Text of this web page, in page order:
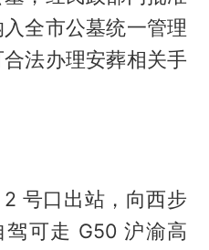
全市公墓统一管理
法办理安葬相关手
号口出站，向西步
可走 G50 沪渝高